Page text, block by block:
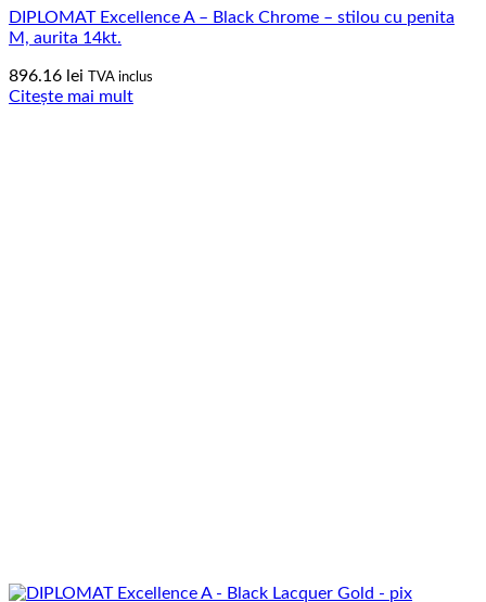
DIPLOMAT Excellence A – Black Chrome – stilou cu penita
M, aurita 14kt.
896.16 lei TVA inclus
Citește mai mult